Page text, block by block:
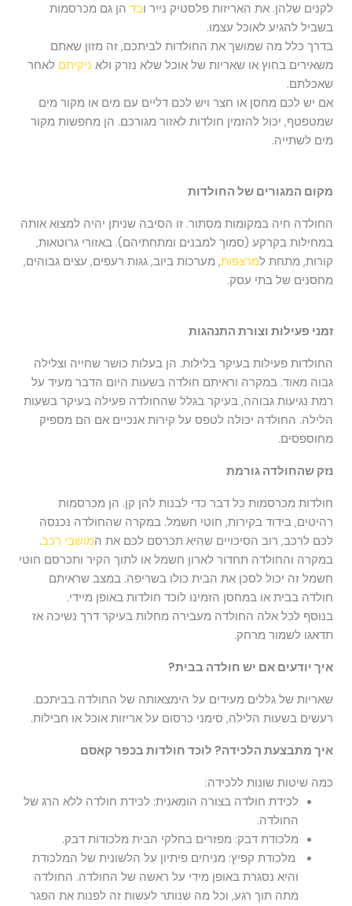
לקנים שלהן. את האריזות פלסטיק נייר ובד הן גם מכרסמות
בשביל להגיע לאוכל עצמו.
בדרך כלל מה שמושך את החולדות לביתכם, זה מזון שאתם
משאירים בחוץ או שאריות של אוכל שלא נזרק ולא ניקיתם לאחר
שאכלתם.
אם יש לכם מחסן או חצר ויש לכם דליים עם מים או מקור מים
שמטפטף, יכול להזמין חולדות לאזור מגורכם. הן מחפשות מקור
מים לשתייה.
מקום המגורים של החולדות
החולדה חיה במקומות מסתור. זו הסיבה שניתן יהיה למצוא אותה
במחילות בקרקע (סמוך למבנים ומתחתיהם). באזורי גרוטאות,
קורות, מתחת למרצפות, מערכות ביוב, גגות רעפים, עצים גבוהים,
מחסנים של בתי עסק.
זמני פעילות וצורת התנהגות
החולדות פעילות בעיקר בלילות. הן בעלות כושר שחייה וצלילה
גבוה מאוד. במקרה וראיתם חולדה בשעות היום הדבר מעיד על
רמת נגיעות גבוהה, בעיקר בגלל שהחולדה פעילה בעיקר בשעות
הלילה. החולדה יכולה לטפס על קירות אנכיים אם הם מספיק
מחוספסים.
נזק שהחולדה גורמת
חולדות מכרסמות כל דבר כדי לבנות להן קן. הן מכרסמות
רהיטים, בידוד בקירות, חוטי חשמל. במקרה שהחולדה נכנסה
לכם לרכב, רוב הסיכויים שהיא תכרסם לכם את המושבי רכב.
במקרה והחולדה תחדור לארון חשמל או לתוך הקיר ותכרסם חוטי
חשמל זה יכול לסכן את הבית כולו בשריפה. במצב שראיתם
חולדה בבית או במחסן הזמינו לוכד חולדות באופן מיידי.
בנוסף לכל אלה החולדה מעבירה מחלות בעיקר דרך נשיכה אז
תדאגו לשמור מרחק.
איך יודעים אם יש חולדה בבית?
שאריות של גללים מעידים על הימצאותה של החולדה בביתכם.
רעשים בשעות הלילה, סימני כרסום על אריזות אוכל או חבילות.
איך מתבצעת הלכידה? לוכד חולדות בכפר קאסם
כמה שיטות שונות ללכידה:
לכידת חולדה בצורה הומאנית: לכידת חולדה ללא הרג של
החולדה.
מלכודת דבק: מפזרים בחלקי הבית מלכודות דבק.
מלכודת קפיץ: מניחים פיתיון על הלשונית של המלכודת
והיא נסגרת באופן מידי על ראשה של החולדה. החולדה
מתה תוך רגע, וכל מה שנותר לעשות זה לפנות את הפגר